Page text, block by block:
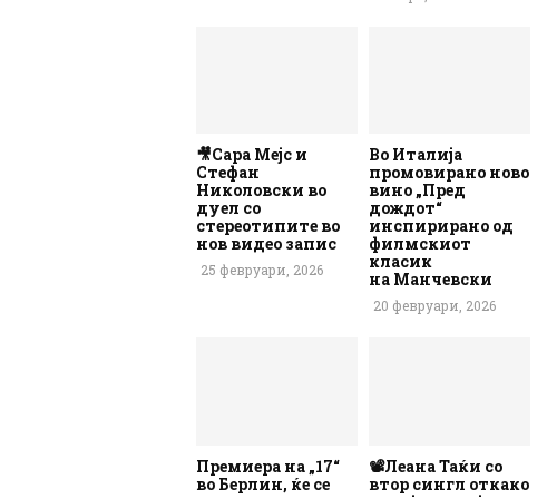
🎥Сара Мејс и
Стефан
Николовски во
дуел со
стереотипите во
нов видео запис
25 февруари, 2026
Во Италија
промовирано ново
вино „Пред
дождот“
инспирирано од
филмскиот
класик
на Манчевски
20 февруари, 2026
Премиера на „17“
во Берлин, ќе се
📽️Леана Таќи со
втор сингл откако